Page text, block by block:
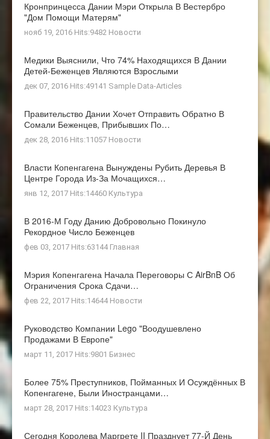
Кронпринцесса Дании Мэри Открыла В Вестербро
"Дом Помощи Матерям"
нояб 19, 2016 Hits:9482 Новости
Медики Выяснили, Что 74% Находящихся В Дании
Детей-Беженцев Являются Взрослыми
дек 07, 2016 Hits:49141 Sample Data-Articles
Правительство Дании Хочет Отправить Обратно В
Сомали Беженцев, Прибывших По…
дек 28, 2016 Hits:11057 Новости
Власти Копенгагена Вынуждены Рубить Деревья В
Центре Города Из-За Мочащихся…
янв 12, 2017 Hits:14460 Культура
В 2016-М Году Данию Добровольно Покинуло
Рекордное Число Беженцев
фев 03, 2017 Hits:63144 Главная
Мэрия Копенгагена Начала Переговоры С AirBnB Об
Ограничения Срока Сдачи…
фев 22, 2017 Hits:14644 Новости
Руководство Компании Lego "воодушевлено
Продажами В Европе"
март 11, 2017 Hits:9801 Бизнес
Более 75% Преступников, Пойманных И Осуждённых В
Копенгагене, Были Иностранцами…
март 28, 2017 Hits:14023 Культура
Сегодня Королева Маргрете II Празднует 77-Й День